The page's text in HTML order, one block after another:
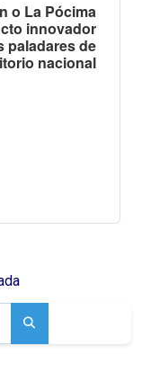
o La Pócima
innovador
paladares de
nacional